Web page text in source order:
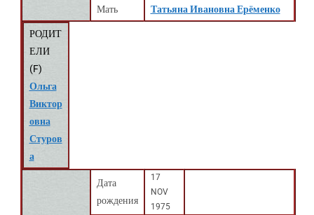
Мать Татьяна Ивановна Ерёменко
РОДИТ
ЕЛИ
(F)
Ольга
Виктор
овна
Стуров
а
Дата
рождения
17
NOV
1975